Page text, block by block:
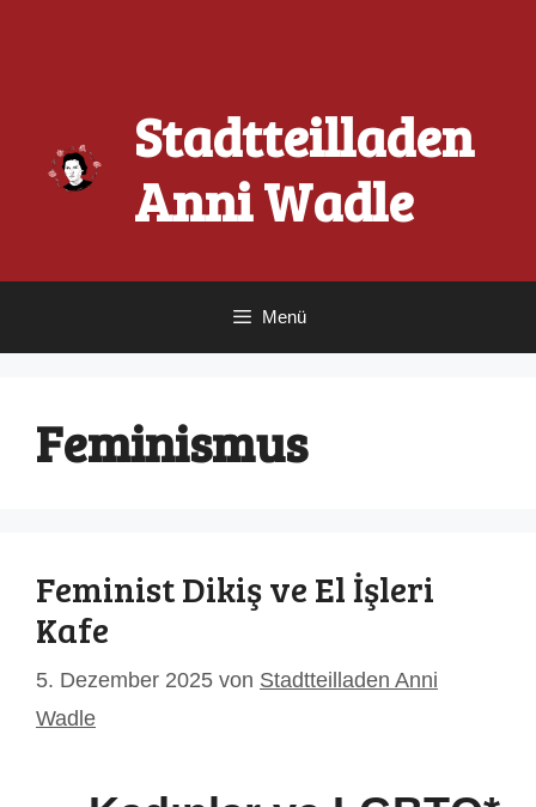
Stadtteilladen
Anni Wadle
Menü
Feminismus
Feminist Dikiş ve El İşleri
Kafe
5. Dezember 2025 von Stadtteilladen Anni
Wadle